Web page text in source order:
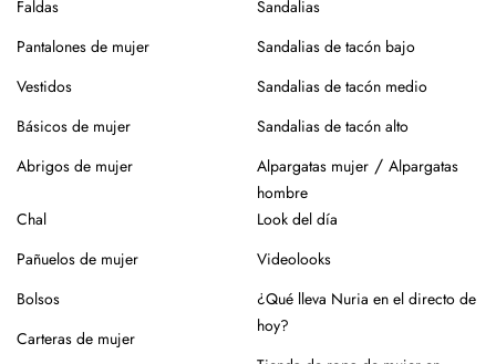
Faldas
Pantalones de mujer
Vestidos
Básicos de mujer
Abrigos de mujer
Sandalias
Sandalias de tacón bajo
Sandalias de tacón medio
Sandalias de tacón alto
Alpargatas mujer / Alpargatas
hombre
Chal
Pañuelos de mujer
Bolsos
Carteras de mujer
Look del día
Videolooks
¿Qué lleva Nuria en el directo de
hoy?